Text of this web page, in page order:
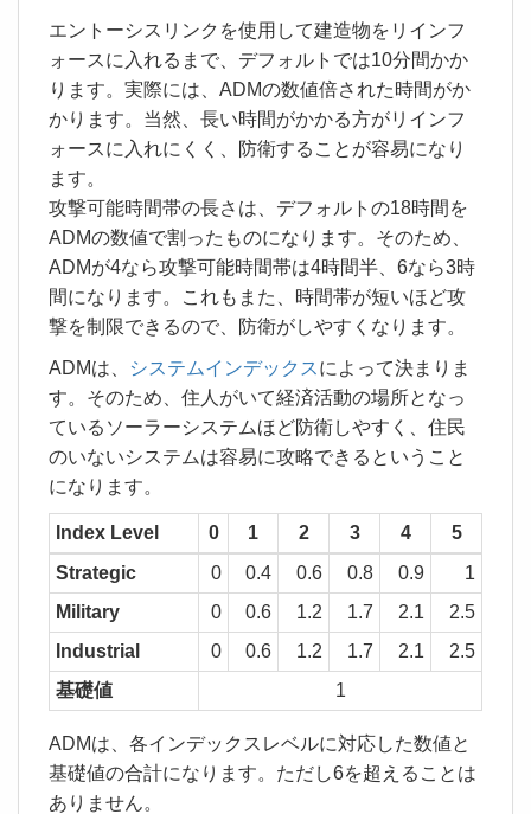
エントーシスリンクを使用して建造物をリインフ
ォースに入れるまで、デフォルトでは10分間かか
ります。実際には、ADMの数値倍された時間がか
かります。当然、長い時間がかかる方がリインフ
ォースに入れにくく、防衛することが容易になり
ます。
攻撃可能時間帯の長さは、デフォルトの18時間を
ADMの数値で割ったものになります。そのため、
ADMが4なら攻撃可能時間帯は4時間半、6なら3時
間になります。これもまた、時間帯が短いほど攻
撃を制限できるので、防衛がしやすくなります。
ADMは、 システムインデックスによって決まりま
す。そのため、住人がいて経済活動の場所となっ
ているソーラーシステムほど防衛しやすく、住民
のいないシステムは容易に攻略できるということ
になります。
Index Level 0 1 2 3 4
5
Strategic
0 0.4 0.6 0.8 0.9
1
Military
0 0.6 1.2 1.7 2.1
2.5
Industrial
0 0.6 1.2 1.7 2.1
2.5
基礎値
1
ADMは、各インデックスレベルに対応した数値と
基礎値の合計になります。ただし6を超えることは
ありません。